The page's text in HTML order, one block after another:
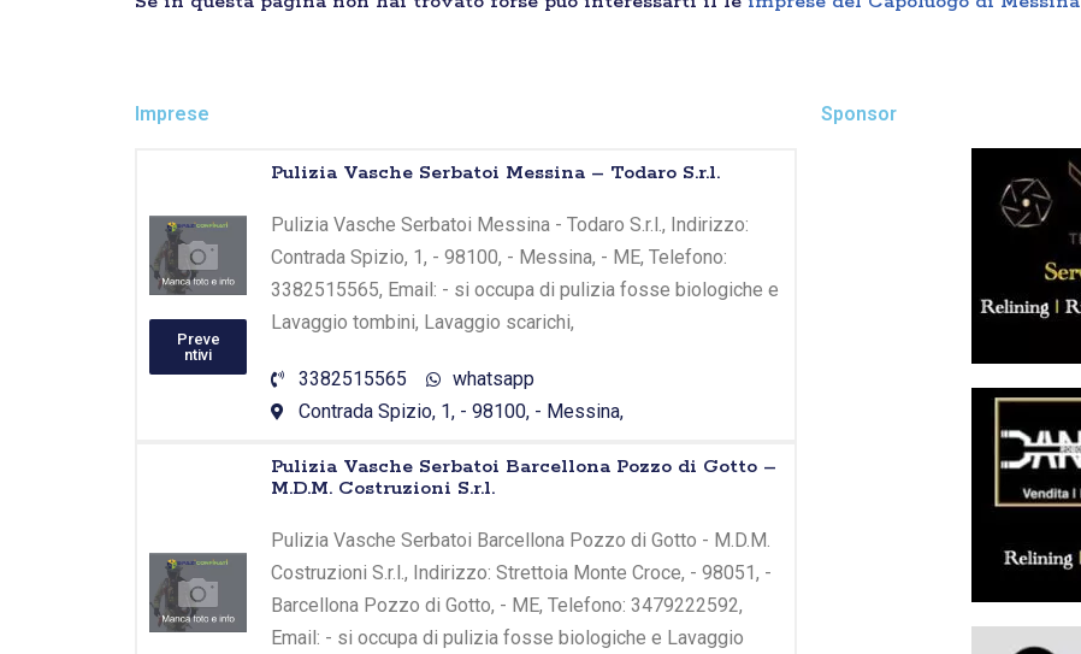
Imprese
Preve
ntivi
Pulizia Vasche Serbatoi Messina – Todaro S.r.l.
Pulizia Vasche Serbatoi Messina - Todaro S.r.l., Indirizzo:
Contrada Spizio, 1, - 98100, - Messina, - ME, Telefono:
3382515565, Email: - si occupa di pulizia fosse biologiche e
Lavaggio tombini, Lavaggio scarichi,
3382515565
whatsapp
Contrada Spizio, 1, - 98100, - Messina,
Pulizia Vasche Serbatoi Barcellona Pozzo di Gotto –
M.D.M. Costruzioni S.r.l.
Pulizia Vasche Serbatoi Barcellona Pozzo di Gotto - M.D.M.
Costruzioni S.r.l., Indirizzo: Strettoia Monte Croce, - 98051, -
Barcellona Pozzo di Gotto, - ME, Telefono: 3479222592,
Email: - si occupa di pulizia fosse biologiche e Lavaggio
Sponsor